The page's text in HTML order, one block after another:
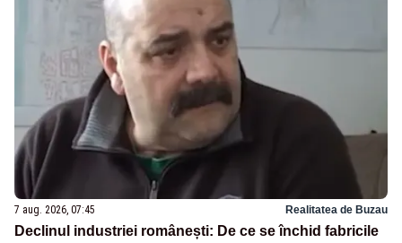
7 aug. 2026, 07:45 Realitatea de Buzau
Declinul industriei românești: De ce se închid fabricile